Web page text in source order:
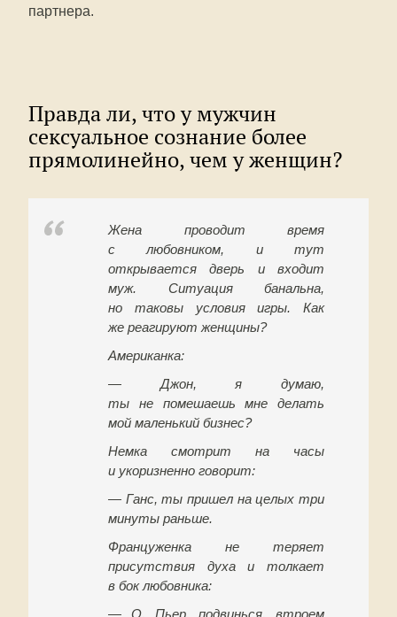
партнера.
Правда ли, что у мужчин
сексуальное сознание более
прямолинейно, чем у женщин?
Жена проводит время
с любовником, и тут
открывается дверь и входит
муж. Ситуация банальна,
но таковы условия игры. Как
же реагируют женщины?
Американка:
— Джон, я думаю,
ты не помешаешь мне делать
мой маленький бизнес?
Немка смотрит на часы
и укоризненно говорит:
— Ганс, ты пришел на целых три
минуты раньше.
Француженка не теряет
присутствия духа и толкает
в бок любовника:
— О, Пьер, подвинься, втроем